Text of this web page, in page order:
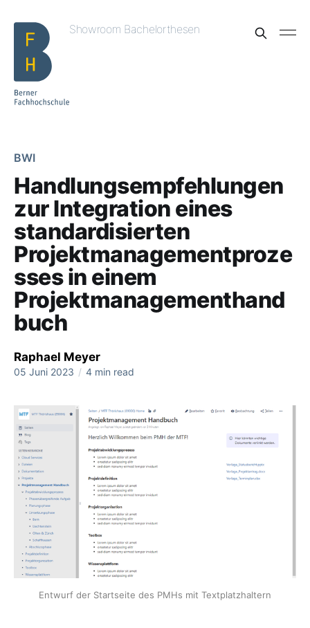
Showroom Bachelorthesen
BWI
Handlungsempfehlungen
zur Integration eines
standardisierten
Projektmanagementproze
sses in einem
Projektmanagementhand
buch
Raphael Meyer
05 Juni 2023 / 4 min read
Entwurf der Startseite des PMHs mit Textplatzhaltern